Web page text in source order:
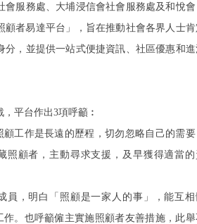
會服務處、大埔浸信會社會服務處及和悅
顧者易達平台」，旨在推動社會各界人士
分，並提供一站式便捷資訊、社區優惠和
平台作出3項呼籲︰
顧工作是長遠的歷程，切勿忽略自己的需
照顧者，主動尋求支援，及早獲得適當的
員，明白「照顧是一家人的事」，能互相
作。也呼籲僱主實施照顧者友善措施，此